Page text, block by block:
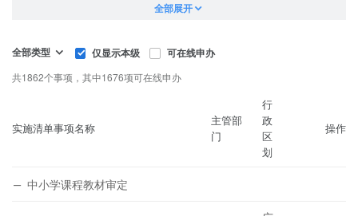
全部展开
全部类型 仅显示本级 可在线申办
共1862个事项，其中1676项可在线申办
实施清单事项名称
主管部
门
行
政
区
划
操作
中小学课程教材审定